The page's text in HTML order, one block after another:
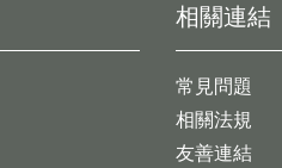
相關連結
常見問題
相關法規
友善連結